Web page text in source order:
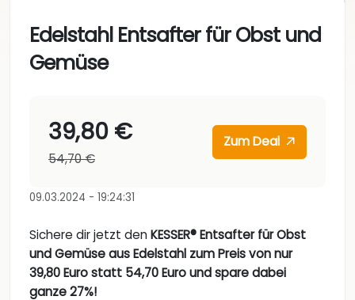
Edelstahl Entsafter für Obst und
Gemüse
39,80 €
54,70 €
Zum Deal
09.03.2024 - 19:24:31
Sichere dir jetzt denKESSER® Entsafter für Obst
und Gemüse aus Edelstahl zum Preis von nur
39,80 Euro statt 54,70 Euro und spare dabei
ganze 27%!